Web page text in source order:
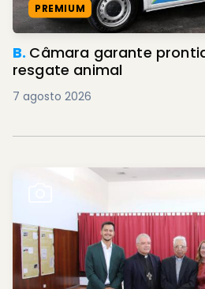
PREMIUM
B. Câmara garante
resgate animal
7 agosto 2026